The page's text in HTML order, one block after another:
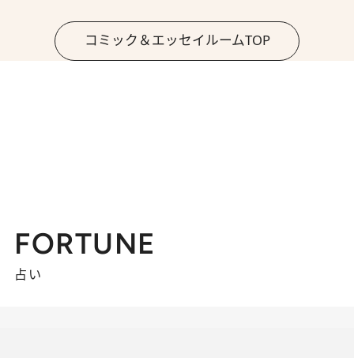
コミック＆エッセイルームTOP
FORTUNE
占い